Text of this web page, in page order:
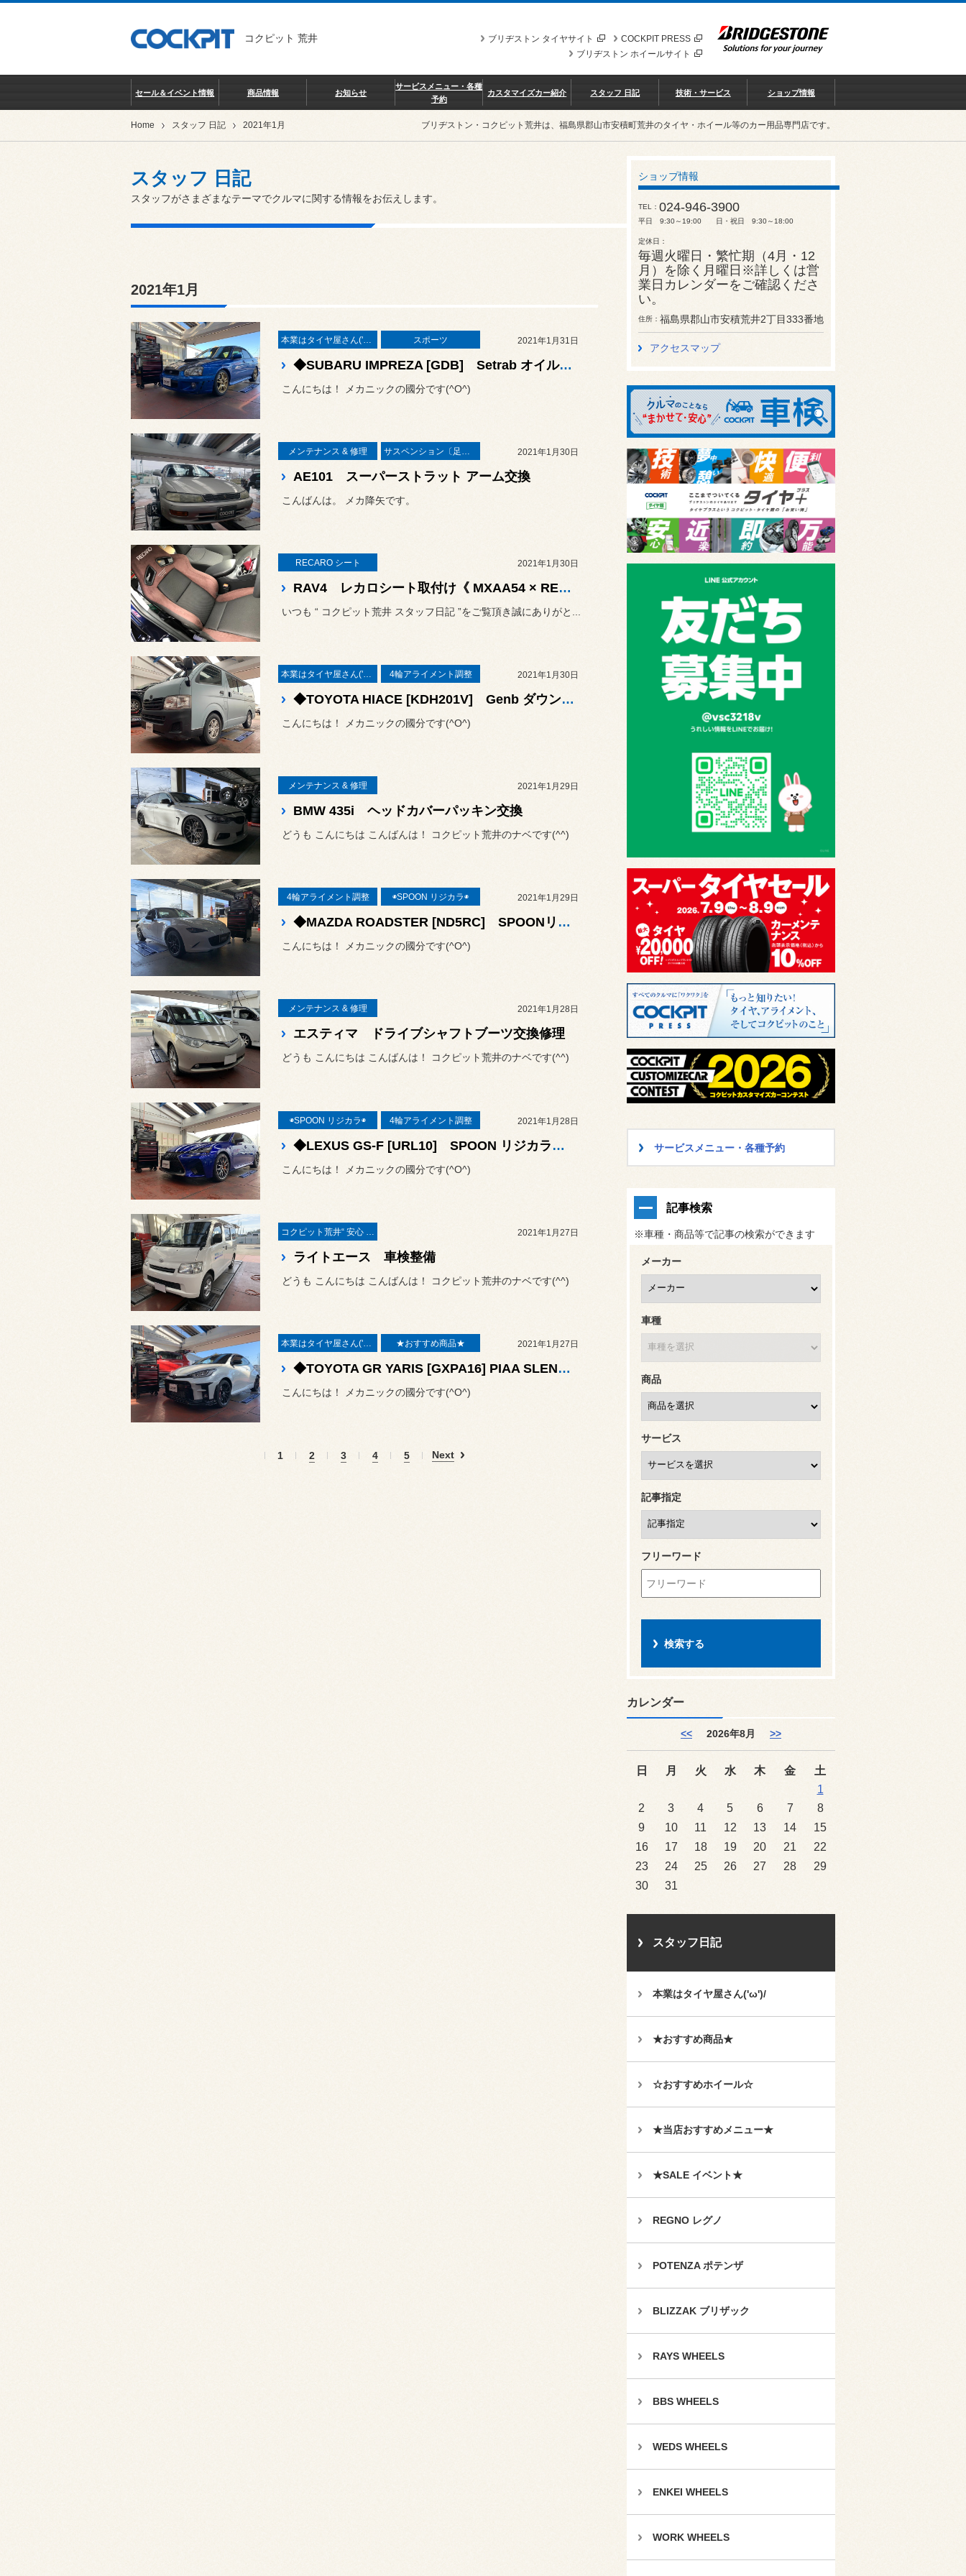
コクピット 荒井 COCKPIT PRESS
ブリヂストン タイヤサイト
ブリヂストン ホイールサイト
セール＆イベント情報 商品情報 お知らせ
サービスメニュー・各種
予約
カスタマイズカー紹介 スタッフ 日記 技術・サービス ショップ情報
Home スタッフ 日記 2021年1月 ブリヂストン・コクピット荒井は、福島県郡山市安積町荒井のタイヤ・ホイール等のカー用品専門店です。
スタッフ 日記
スタッフがさまざまなテーマでクルマに関する情報をお伝えします。
2021年1月
本業はタイヤ屋さん('ω')/ スポーツ 2021年1月31日
◆SUBARU IMPREZA [GDB] Setrab オイルクーラー取付・EXEDY HYPER SERIES クラッチ交換◆
こんにちは！ メカニックの國分です(^O^)
メンテナンス & 修理 サスペンション〔足廻り〕 2021年1月30日
AE101 スーパーストラット アーム交換
こんばんは。 メカ降矢です。
RECARO シート 2021年1月30日
RAV4 レカロシート取付け《 MXAA54 × RECARO SR-7F GU 》
いつも “ コクピット荒井 スタッフ日記 ”をご覧頂き誠にありがと...
本業はタイヤ屋さん('ω')/ 4輪アライメント調整 2021年1月30日
◆TOYOTA HIACE [KDH201V] Genb ダウンブロックキット取付・CUSCO ショックアブソーバー取付・純正内装部品等アップグレード・4輪アライメント測定&調整◆
こんにちは！ メカニックの國分です(^O^)
メンテナンス & 修理 2021年1月29日
BMW 435i ヘッドカバーパッキン交換
どうも こんにちは こんばんは！ コクピット荒井のナベです(^^)
4輪アライメント調整 ◉SPOON リジカラ◉ 2021年1月29日
◆MAZDA ROADSTER [ND5RC] SPOONリジカラ取付・DIXCELブレーキパッド交換・ENDLESS S-FOUR ブレーキフルード交換・4輪アライメント測定&調整◆
こんにちは！ メカニックの國分です(^O^)
メンテナンス & 修理 2021年1月28日
エスティマ ドライブシャフトブーツ交換修理
どうも こんにちは こんばんは！ コクピット荒井のナベです(^^)
◉SPOON リジカラ◉ 4輪アライメント調整 2021年1月28日
◆LEXUS GS-F [URL10] SPOON リジカラ取付・1G締付・4輪アライメント測定&調整◆
こんにちは！ メカニックの國分です(^O^)
2021年1月27日
ライトエース 車検整備
どうも こんにちは こんばんは！ コクピット荒井のナベです(^^)
★おすすめ商品★ 2021年1月27日
◆TOYOTA GR YARIS [GXPA16] PIAA SLENDER HORN 取付◆
こんにちは！ メカニックの國分です(^O^)
1 2 3 4 5 Next
ショップ情報
TEL 024-946-3900
平日 9:30～19:00 日・祝日 9:30～18:00
定休日
毎週火曜日・繁忙期（4月・12
月）を除く月曜日※詳しくは営
業日カレンダーをご確認くださ
い。
住所 福島県郡山市安積荒井2丁目333番地
アクセスマップ
サービスメニュー・各種予約
記事検索
※車種・商品等で記事の検索ができます
メーカー
車種
商品
サービス
記事指定
フリーワード
カレンダー
<< 2026年8月 >>
日 月 火 水 木 金
土
1
2
3 4 5 6 7
8
9
10 11 12 13 14
15
16
17 18 19 20 21
22
23
24 25 26 27 28
29
30
31
スタッフ日記
本業はタイヤ屋さん('ω')/
★おすすめ商品★
☆おすすめホイール☆
★当店おすすめメニュー★
★SALE イベント★
REGNO レグノ
POTENZA ポテンザ
BLIZZAK ブリザック
RAYS WHEELS
BBS WHEELS
WEDS WHEELS
ENKEI WHEELS
WORK WHEELS